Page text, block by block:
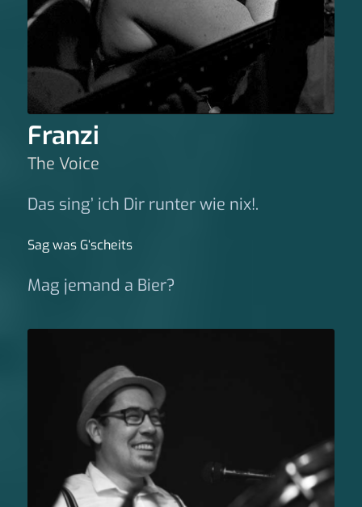
Franzi
The Voice
Das sing’ ich Dir runter wie nix!.
Sag was G‘scheits
Mag jemand a Bier?